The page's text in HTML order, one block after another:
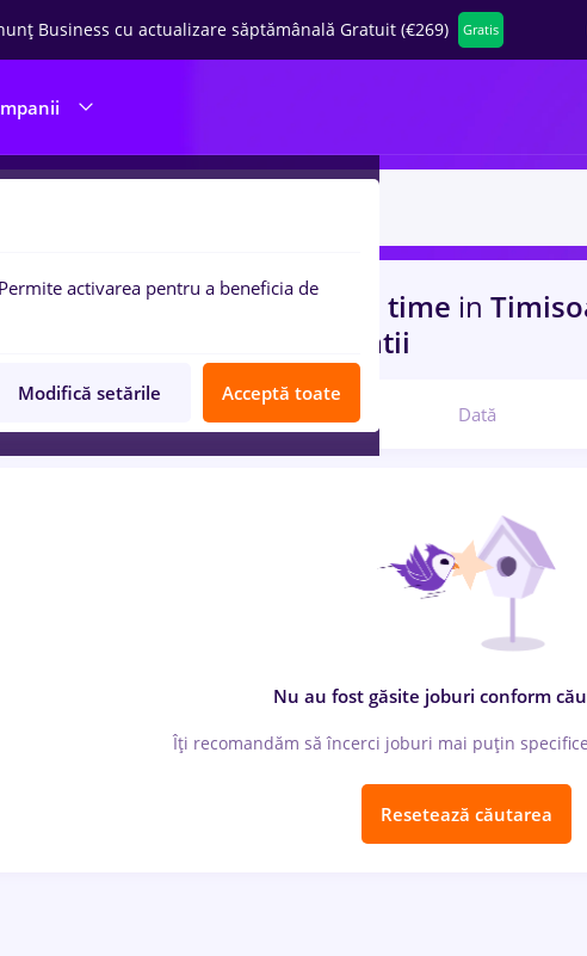
Business cu actualizare săptămânală Gratuit (€269) Gratis
de muncazootehnist, Full time in
Constructii / Instalatii
Relevanță Dată
Nu au fost găsite joburi conform
Îți recomandăm să încerci joburi mai puțin
Resetează căutarea
Permite activarea pentru a beneficia de
Modifică setările Acceptă toate